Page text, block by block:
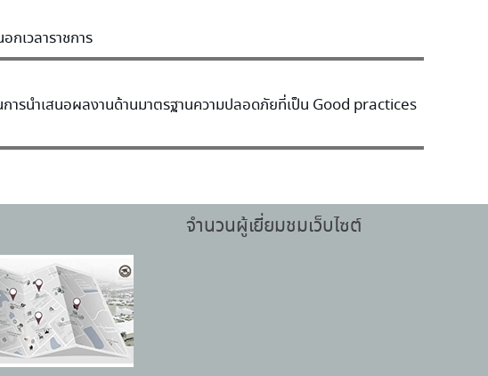
กเวลาราชการ
รนำเสนอผลงานด้านมาตรฐานความปลอดภัยที่เป็น Good practices
จำนวนผู้เยี่ยมชมเว็บไซต์